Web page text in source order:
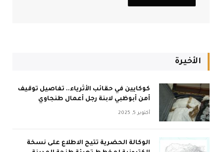
الأخيرة
كوكايين في حقائب الأثرياء.. تفاصيل توقيف
أمن أبوظبي لابنة رجل أعمال طنجاوي
أكتوبر 5, 2025
الوكالة الحضرية تتيح الاطلاع على نسخة